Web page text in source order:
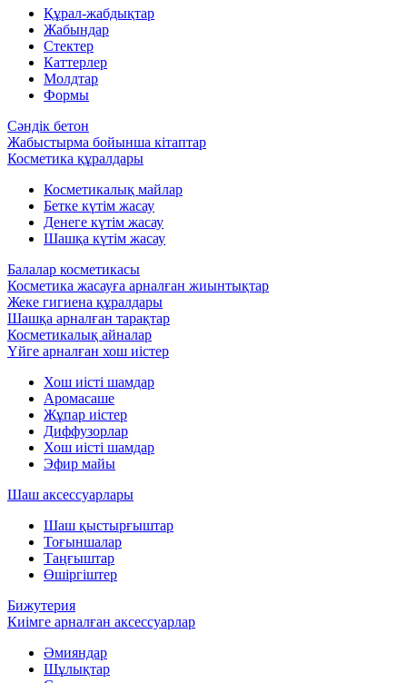
Құрал-жабдықтар
Жабындар
Стектер
Каттерлер
Молдтар
Формы
Сәндік бетон
Жабыстырма бойынша кітаптар
Косметика құралдары
Косметикалық майлар
Бетке күтім жасау
Денеге күтім жасау
Шашқа күтім жасау
Балалар косметикасы
Косметика жасауға арналған жиынтықтар
Жеке гигиена құралдары
Шашқа арналған тарақтар
Косметикалық айналар
Үйге арналған хош иістер
Хош иісті шамдар
Аромасаше
Жұпар иістер
Диффузорлар
Хош иісті шамдар
Эфир майы
Шаш аксессуарлары
Шаш қыстырғыштар
Тоғыншалар
Таңғыштар
Өшіргіштер
Бижутерия
Киімге арналған аксессуарлар
Әмияндар
Шұлықтар